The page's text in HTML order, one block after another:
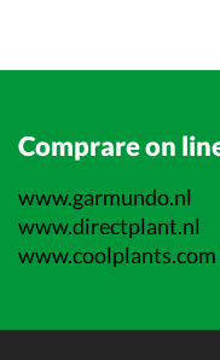
Comprare on
www.garmundo.nl
www.directplant.nl
www.coolplants.com